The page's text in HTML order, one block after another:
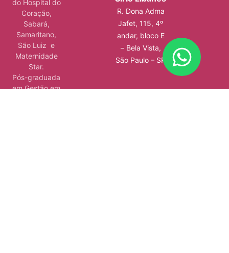
do Hospital do
Coração,
Sabará,
Samaritano,
São Luiz e
Maternidade
Star.
Pós-graduada
em Gestão em
R. Dona Adma
Jafet, 115, 4º
andar, bloco E
– Bela Vista,
São Paulo – SP